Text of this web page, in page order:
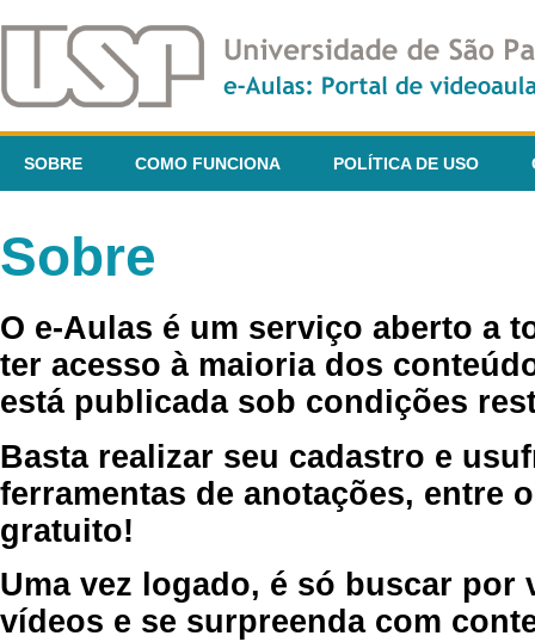
SOBRE COMO FUNCIONA POLÍTICA DE USO
Sobre
O e-Aulas é um serviço aberto a
ter acesso à maioria dos
está publicada sob condições
Basta realizar seu cadastro e
ferramentas de anotações, entre
gratuito!
Uma vez logado, é só buscar por
vídeos e se surpreenda com